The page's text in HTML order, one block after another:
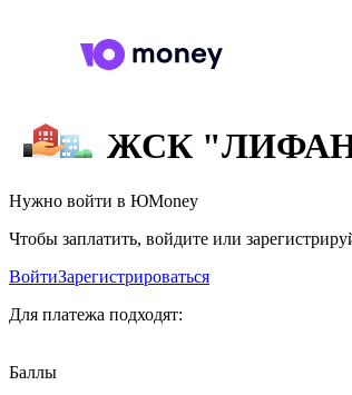
ЖСК
Нужно войти в ЮMoney
Чтобы заплатить, войдите или
ВойтиЗарегистрироваться
Для платежа подходят:
Баллы